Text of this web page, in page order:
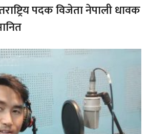
पदक विजेता नेपाली धावक